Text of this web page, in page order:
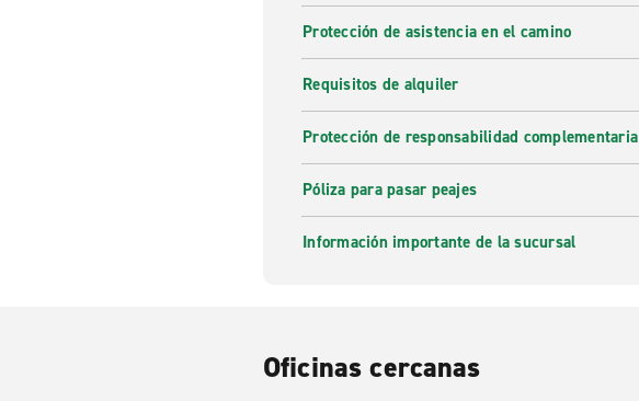
Protección de asistencia en el camino
Requisitos de alquiler
Protección de responsabilidad complementaria
Póliza para pasar peajes
Información importante de la sucursal
Oficinas cercanas